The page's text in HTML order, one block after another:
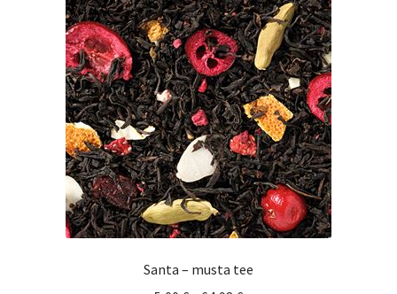
tehdä
valinnat
tuotteen
sivulla.
Santa – musta tee